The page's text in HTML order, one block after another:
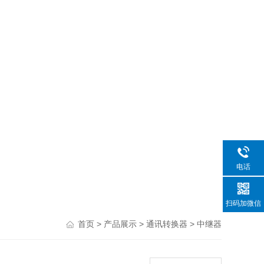
首页 > 产品展示 > 通讯转换器 > 中继器
电话
扫码加微信